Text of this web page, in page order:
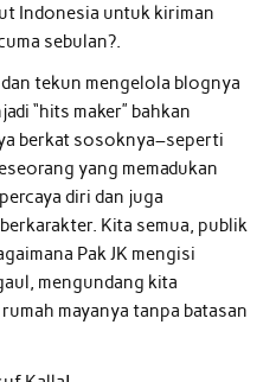
Indonesia untuk kiriman
sebulan?.
dan tekun mengelola blognya
“hits maker” bahkan
berkat sosoknya–seperti
yang memadukan
diri dan juga
Kita semua, publik
Pak JK mengisi
mengundang kita
mayanya tanpa batasan